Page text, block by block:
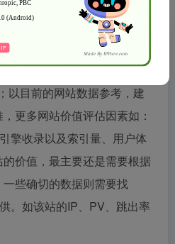
，如你需要查询该站的相关
数据 ""爱站数据
以目前的网站数据参考，建
更多网站价值评估因素如：
擎收录以及索引量、用户体
价值，最主要还是需要根据
些确切的数据则需要找
。如该站的IP、PV、跳出率